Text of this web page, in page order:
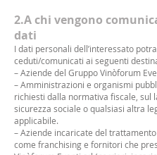
2.A chi vengono
dati
I dati personali dell’interessato
ceduti/comunicati ai seguenti
– Aziende del Gruppo Vinòforum
– Amministrazioni e organismi
richiesti dalla normativa fiscale, sul
sicurezza sociale o qualsiasi altra
applicabile.
– Aziende incaricate del trattamento
come franchising e fornitori che